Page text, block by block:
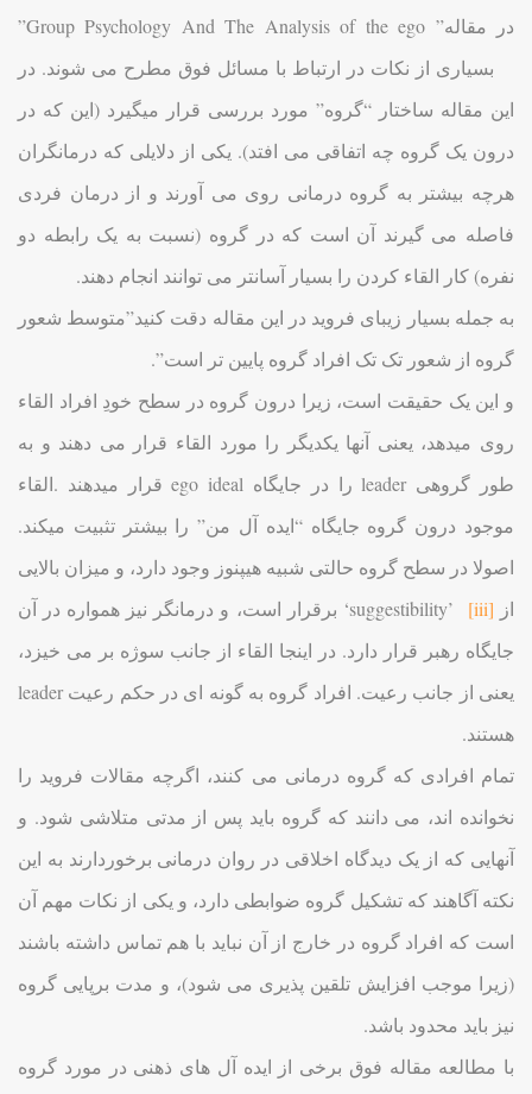
در مقاله” Group Psychology And The Analysis of the ego”
بسیاری از نکات در ارتباط با مسائل فوق مطرح می شوند. در
این مقاله ساختار “گروه” مورد بررسی قرار میگیرد (این که در
درون یک گروه چه اتفاقی می افتد). یکی از دلایلی که درمانگران
هرچه بیشتر به گروه درمانی روی می آورند و از درمان فردی
فاصله می گیرند آن است که در گروه (نسبت به یک رابطه دو
نفره) کار القاء کردن را بسیار آسانتر می توانند انجام دهند.
به جمله بسیار زیبای فروید در این مقاله دقت کنید”متوسط شعور
گروه از شعور تک تک افراد گروه پایین تر است”.
و این یک حقیقت است، زیرا درون گروه در سطح خودِ افراد القاء
روی میدهد، یعنی آنها یکدیگر را مورد القاء قرار می دهند و به
طور گروهی leader را در جایگاه ego ideal قرار میدهند .القاء
موجود درون گروه جایگاه “ایده آل من” را بیشتر تثبیت میکند.
اصولا در سطح گروه حالتی شبیه هیپنوز وجود دارد، و میزان بالایی
از suggestibility’ [iii]
‘ برقرار است، و درمانگر نیز همواره در آن
جایگاه رهبر قرار دارد. در اینجا القاء از جانب سوژه بر می خیزد،
یعنی از جانب رعیت. افراد گروه به گونه ای در حکم رعیت leader
هستند.
تمام افرادی که گروه درمانی می کنند، اگرچه مقالات فروید را
نخوانده اند، می دانند که گروه باید پس از مدتی متلاشی شود. و
آنهایی که از یک دیدگاه اخلاقی در روان درمانی برخوردارند به این
نکته آگاهند که تشکیل گروه ضوابطی دارد، و یکی از نکات مهم آن
است که افراد گروه در خارج از آن نباید با هم تماس داشته باشند
(زیرا موجب افزایش تلقین پذیری می شود)، و مدت برپایی گروه
نیز باید محدود باشد.
با مطالعه مقاله فوق برخی از ایده آل های ذهنی در مورد گروه